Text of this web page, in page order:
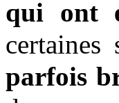
qui ont
certaines
parfois